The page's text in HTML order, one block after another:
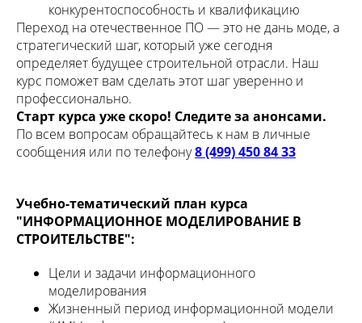
конкурентоспособность и квалификацию
Переход на отечественное ПО — это не дань моде, а
стратегический шаг, который уже сегодня
определяет будущее строительной отрасли. Наш
курс поможет вам сделать этот шаг уверенно и
профессионально.
Старт курса уже скоро! Следите за анонсами.
По всем вопросам обращайтесь к нам в личные
сообщения или по телефону8 (499) 450 84 33
Учебно-тематический план курса
"ИНФОРМАЦИОННОЕ МОДЕЛИРОВАНИЕ В
СТРОИТЕЛЬСТВЕ":
Цели и задачи информационного
моделирования
Жизненный период информационной модели